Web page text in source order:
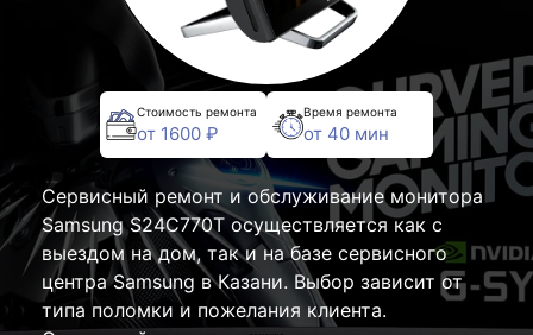
Стоимость ремонта
от 1600 ₽
Время ремонта
от 40 мин
Сервисный ремонт и обслуживание монитора
Samsung S24C770T осуществляется как с
выездом на дом, так и на базе сервисного
центра Samsung в Казани. Выбор зависит от
типа поломки и пожелания клиента.